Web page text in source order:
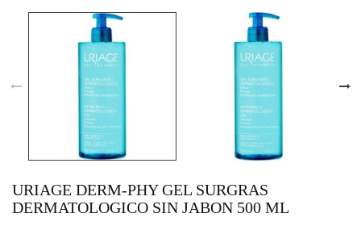
URIAGE DERM-PHY GEL SURGRAS
DERMATOLOGICO SIN JABON 500 ML